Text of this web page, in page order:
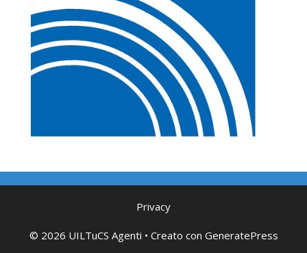
Privacy
© 2026 UILTuCS Agenti • Creato con GeneratePress